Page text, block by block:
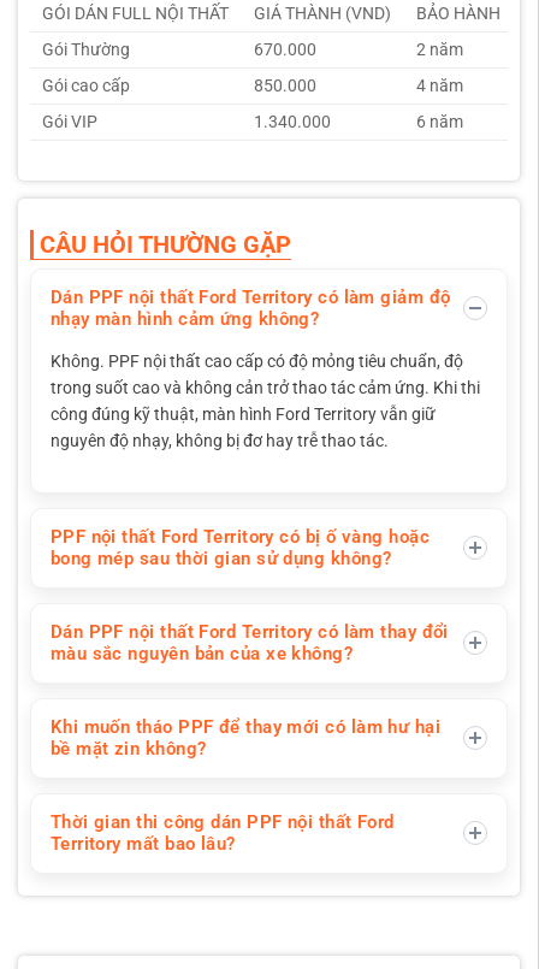
GÓI DÁN FULL NỘI THẤT GIÁ THÀNH (VND)
BẢO HÀNH
Gói Thường
670.000
2 năm
Gói cao cấp
850.000
4 năm
Gói VIP
1.340.000 6 năm
CÂU HỎI THƯỜNG GẶP
Dán PPF nội thất Ford Territory có làm giảm độ
nhạy màn hình cảm ứng không?
Không. PPF nội thất cao cấp có độ mỏng tiêu chuẩn, độ
trong suốt cao và không cản trở thao tác cảm ứng. Khi thi
công đúng kỹ thuật, màn hình Ford Territory vẫn giữ
nguyên độ nhạy, không bị đơ hay trễ thao tác.
PPF nội thất Ford Territory có bị ố vàng hoặc
bong mép sau thời gian sử dụng không?
Dán PPF nội thất Ford Territory có làm thay đổi
màu sắc nguyên bản của xe không?
Khi muốn tháo PPF để thay mới có làm hư hại
bề mặt zin không?
Thời gian thi công dán PPF nội thất Ford
Territory mất bao lâu?